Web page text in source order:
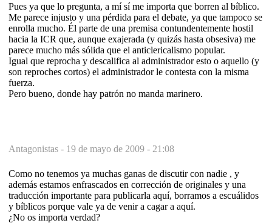
Pues ya que lo pregunta, a mí sí me importa que borren al bíblico.
Me parece injusto y una pérdida para el debate, ya que tampoco se
enrolla mucho. Él parte de una premisa contundentemente hostil
hacia la ICR que, aunque exajerada (y quizás hasta obsesiva) me
parece mucho más sólida que el anticlericalismo popular.
Igual que reprocha y descalifica al administrador esto o aquello (y
son reproches cortos) el administrador le contesta con la misma
fuerza.
Pero bueno, donde hay patrón no manda marinero.
Antagonistas - 19 de mayo de 2009 - 21:08
Como no tenemos ya muchas ganas de discutir con nadie , y
además estamos enfrascados en corrección de originales y una
traducción importante para publicarla aquí, borramos a escuálidos
y bíblicos porque vale ya de venir a cagar a aquí.
¿No os importa verdad?